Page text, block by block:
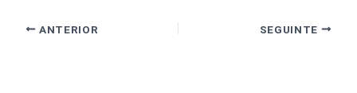
ANTERIOR SEGUINTE